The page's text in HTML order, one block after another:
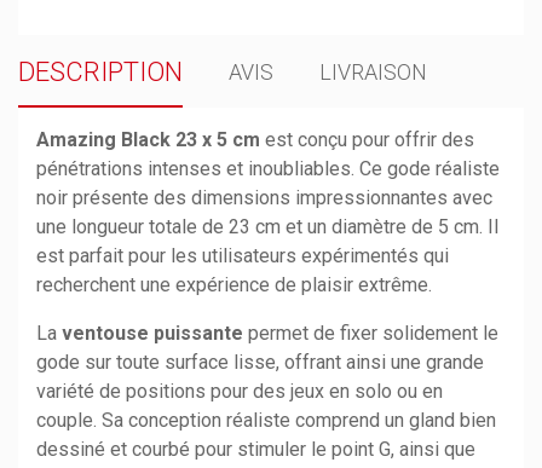
DESCRIPTION AVIS LIVRAISON
Amazing Black 23 x 5 cm est conçu pour offrir des
pénétrations intenses et inoubliables. Ce gode réaliste
noir présente des dimensions impressionnantes avec
une longueur totale de 23 cm et un diamètre de 5 cm. Il
est parfait pour les utilisateurs expérimentés qui
recherchent une expérience de plaisir extrême.
La ventouse puissante permet de fixer solidement le
gode sur toute surface lisse, offrant ainsi une grande
variété de positions pour des jeux en solo ou en
couple. Sa conception réaliste comprend un gland bien
dessiné et courbé pour stimuler le point G, ainsi que